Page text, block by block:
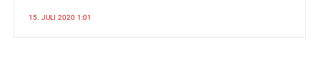
15. JULI 2020 1:01